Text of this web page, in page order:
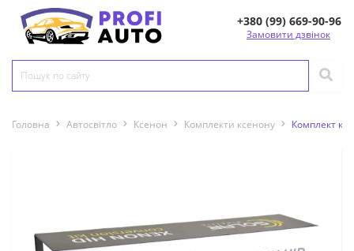
+380 (99) 669-90-96
Замовити дзвінок
Головна Автосвітло Ксенон Комплекти ксенону Комплект